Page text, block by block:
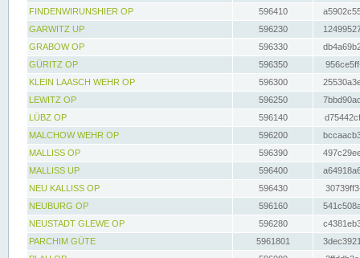
FINDENWIRUNSHIER OP
596410
GARWITZ UP
596230
GRABOW OP
596330
GÜRITZ OP
596350
KLEIN LAASCH WEHR OP
596300
LEWITZ OP
596250
LÜBZ OP
596140
MALCHOW WEHR OP
596200
MALLISS OP
596390
MALLISS UP
596400
NEU KALLISS OP
596430
NEUBURG OP
596160
NEUSTADT GLEWE OP
596280
PARCHIM GÜTE
5961801